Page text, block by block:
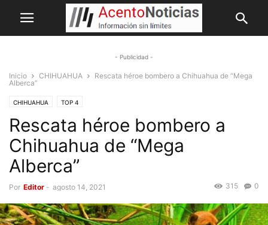
- Publicidad -
Inicio CHIHUAHUA
Rescata héroe bombero a Chihuahua de “Mega
Alberca”
CHIHUAHUA TOP 4
Rescata héroe bombero a
Chihuahua de “Mega
Alberca”
Por Editor - agosto 14, 2021 0
315